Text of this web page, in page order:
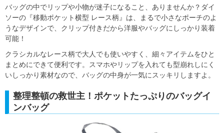
バッグの中でリップや小物が迷子になること、ありませんか？ダイ
ソーの『移動ポケット横型 レース柄』は、まるで小さなポーチのよ
うなデザインで、クリップ付きだから洋服やバッグにしっかり装着
可能！
クラシカルなレース柄で大人でも使いやすく、細々アイテムをひと
まとめにできて便利です。スマホやリップを入れても型崩れしにく
いしっかり素材なので、バッグの中身が一気にスッキリしますよ。
整理整頓の救世主！ポケットたっぷりのバッグイ
ンバッグ